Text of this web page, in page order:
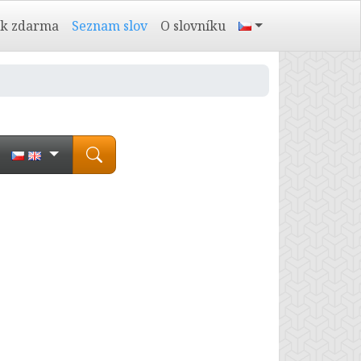
zdarma Seznam slov O slovníku